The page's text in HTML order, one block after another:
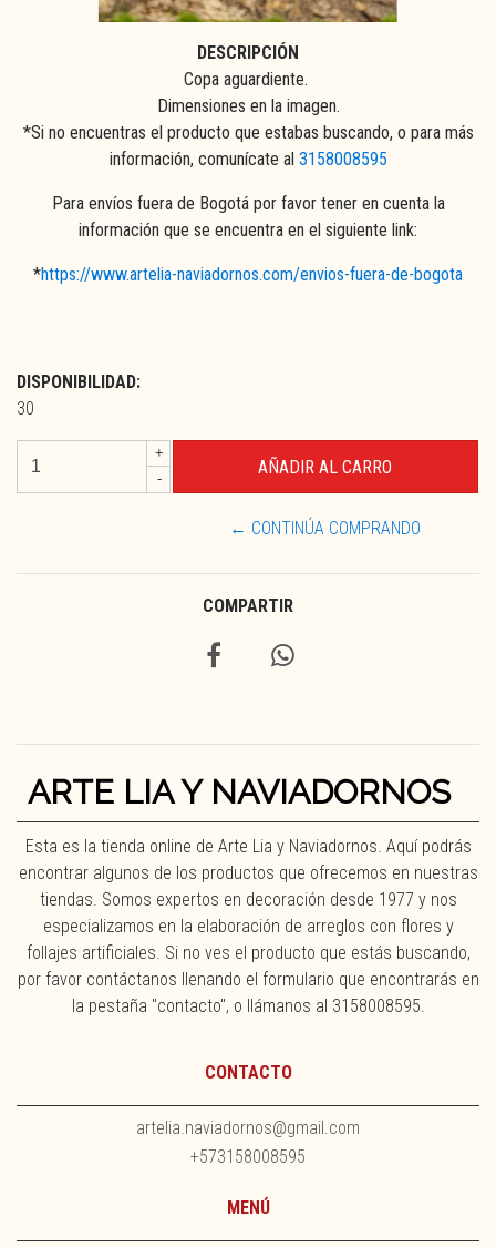
DESCRIPCIÓN
Copa aguardiente.
Dimensiones en la imagen.
*Si no encuentras el producto que estabas buscando, o para más
información, comunícate al 3158008595
Para envíos fuera de Bogotá por favor tener en cuenta la
información que se encuentra en el siguiente link:
*https://www.artelia-naviadornos.com/envios-fuera-de-bogota
DISPONIBILIDAD:
30
+
-
← CONTINÚA COMPRANDO
COMPARTIR
ARTE LIA Y NAVIADORNOS
Esta es la tienda online de Arte Lia y Naviadornos. Aquí podrás
encontrar algunos de los productos que ofrecemos en nuestras
tiendas. Somos expertos en decoración desde 1977 y nos
especializamos en la elaboración de arreglos con flores y
follajes artificiales. Si no ves el producto que estás buscando,
por favor contáctanos llenando el formulario que encontrarás en
la pestaña "contacto", o llámanos al 3158008595.
CONTACTO
artelia.naviadornos@gmail.com
+573158008595
MENÚ